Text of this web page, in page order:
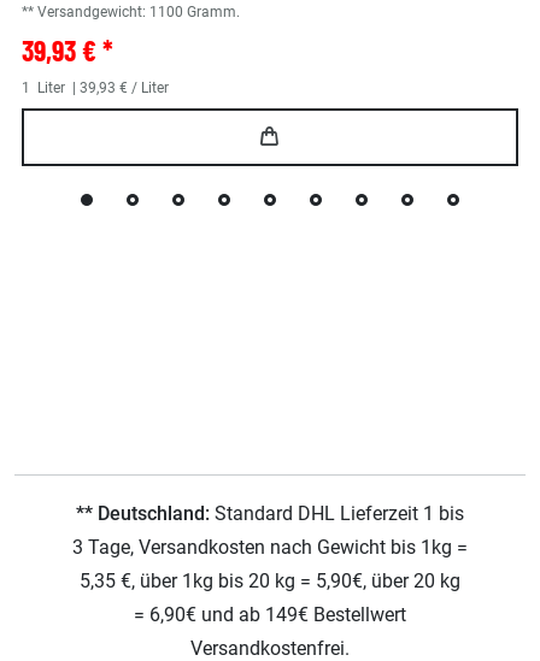
** Versandgewicht: 1100 Gramm.
39,93 € *
1 Liter | 39,93 € / Liter
** Deutschland: Standard DHL Lieferzeit 1 bis
3 Tage, Versandkosten nach Gewicht bis 1kg =
5,35 €, über 1kg bis 20 kg = 5,90€, über 20 kg
= 6,90€ und ab 149€ Bestellwert
Versandkostenfrei.